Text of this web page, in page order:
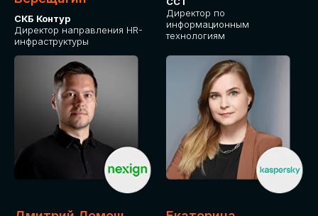
СКБ Контур
Директор направления HR-
инфраструктуры
Директор по
информационным
технологиям
ДЛЯ ОПЛАТЫ БИЛЕТОВ
ОТ ФИЗИЧЕСКОГО ЛИЦА
Оплата через сервис Timepad
ПРИОБРЕСТИ БИЛЕТ